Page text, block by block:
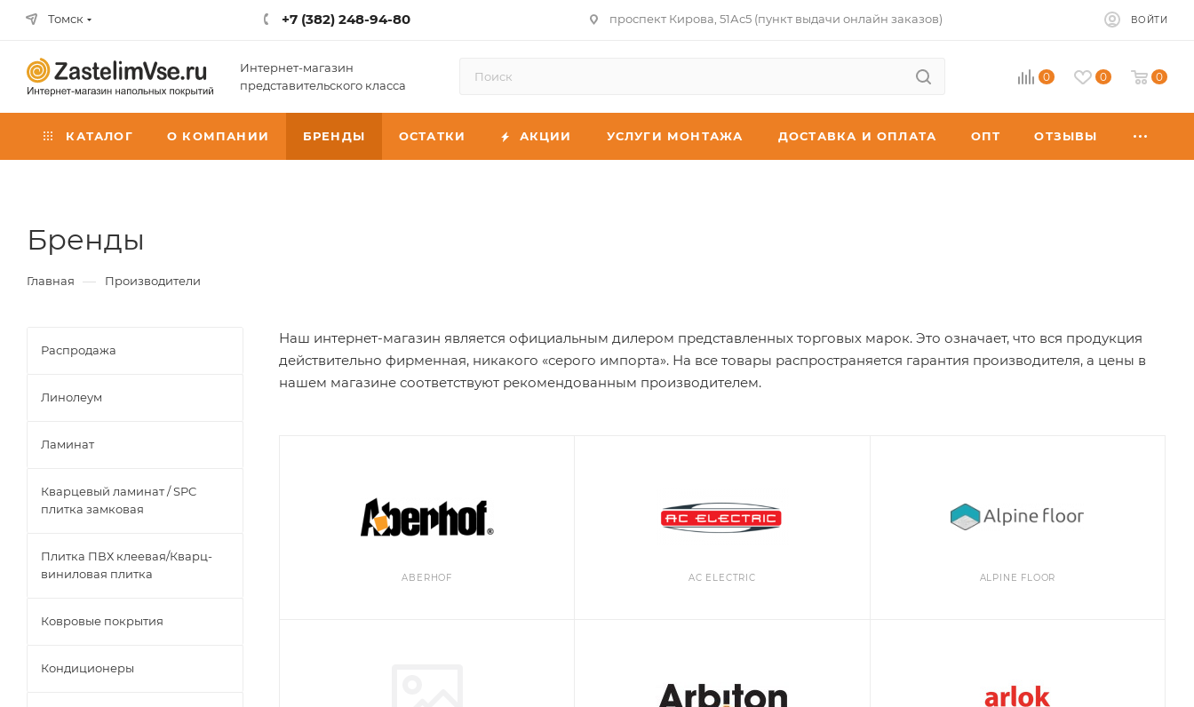
Томск +7 (382) 248-94-80 проспект Кирова, 51Ас5 (пункт выдачи онлайн заказов) ВОЙТИ
Интернет-магазин
представительского класса
0 0 0
КАТАЛОГ О КОМПАНИИ БРЕНДЫ ОСТАТКИ АКЦИИ УСЛУГИ МОНТАЖА ДОСТАВКА И ОПЛАТА ОПТ ОТЗЫВЫ
Бренды
Главная — Производители
Наш интернет-магазин является официальным дилером представленных торговых марок. Это означает, что вся продукция
действительно фирменная, никакого «серого импорта». На все товары распространяется гарантия производителя, а цены в
нашем магазине соответствуют рекомендованным производителем.
ABERHOF AC ELECTRIC ALPINE FLOOR
Распродажа
Линолеум
Ламинат
Кварцевый ламинат / SPC
плитка замковая
Плитка ПВХ клеевая/Кварц-
виниловая плитка
Ковровые покрытия
Кондиционеры